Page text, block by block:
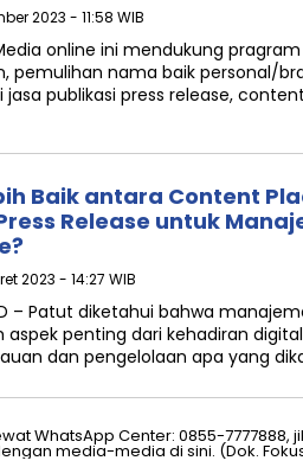
2023 - 11:58 WIB
Media online ini mendukung
pemulihan nama baik personal/
publikasi press release,
Baik antara Content
Release untuk
2023 - 14:27 WIB
– Patut diketahui bahwa
aspek penting dari kehadiran
dan pengelolaan apa yang